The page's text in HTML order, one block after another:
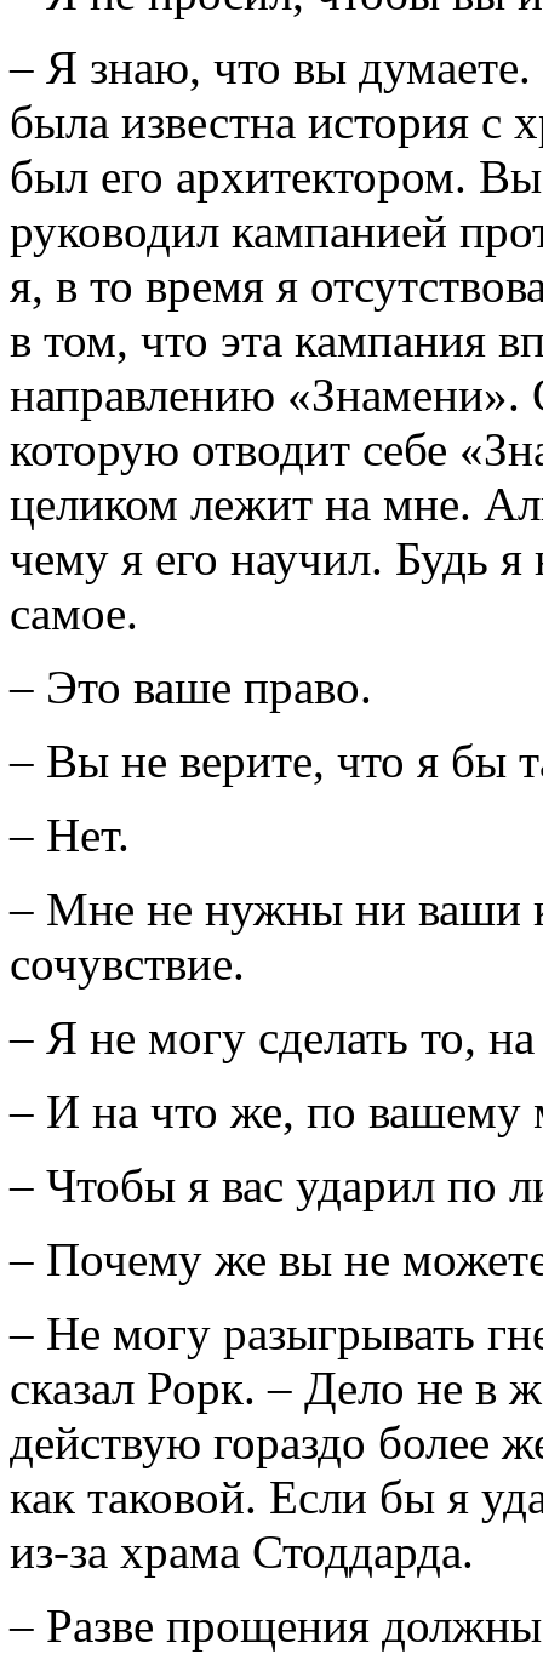
– Я знаю, что вы
была известна история с
был его архитектором.
руководил кампанией
я, в то время я
в том, что эта кампания
направлению «Знамени».
которую отводит себе
целиком лежит на мне.
чему я его научил. Будь
самое.
– Это ваше право.
– Вы не верите, что я бы
– Нет.
– Мне не нужны ни ваши
сочувствие.
– Я не могу сделать то,
– И на что же, по
– Чтобы я вас ударил по
– Почему же вы не
– Не могу разыгрывать
сказал Рорк. – Дело не в
действую гораздо более
как таковой. Если бы я
из-за храма Стоддарда.
– Разве прощения